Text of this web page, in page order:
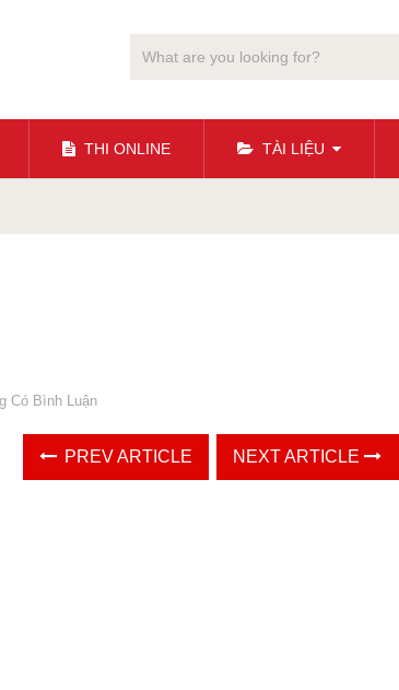
THI ONLINE TÀI LIỆU
Có Bình Luận
PREV ARTICLE NEXT ARTICLE